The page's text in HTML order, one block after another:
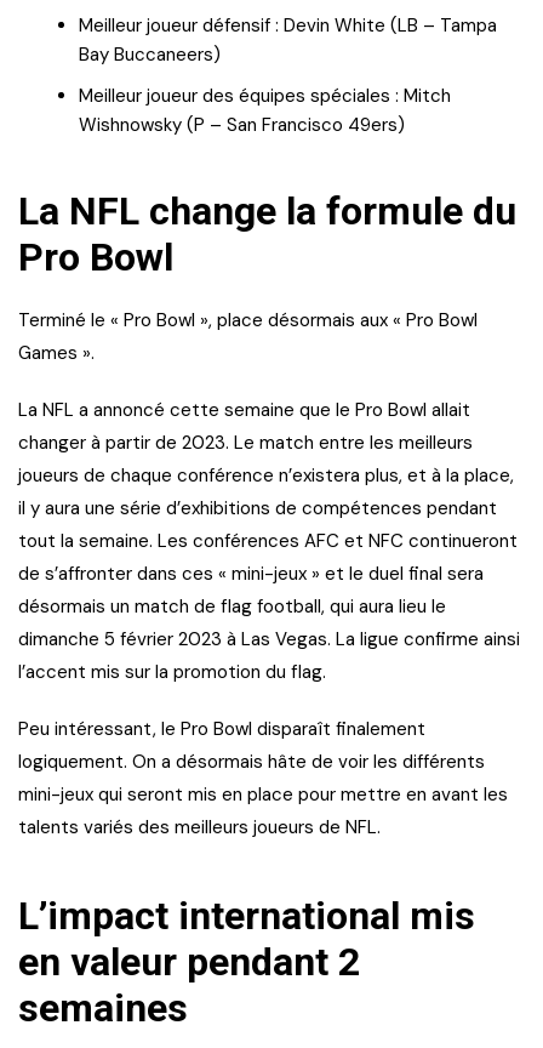
Meilleur joueur défensif : Devin White (LB – Tampa
Bay Buccaneers)
Meilleur joueur des équipes spéciales : Mitch
Wishnowsky (P – San Francisco 49ers)
La NFL change la formule du
Pro Bowl
Terminé le « Pro Bowl », place désormais aux « Pro Bowl
Games ».
La NFL a annoncé cette semaine que le Pro Bowl allait
changer à partir de 2023. Le match entre les meilleurs
joueurs de chaque conférence n’existera plus, et à la place,
il y aura une série d’exhibitions de compétences pendant
tout la semaine. Les conférences AFC et NFC continueront
de s’affronter dans ces « mini-jeux » et le duel final sera
désormais un match de flag football, qui aura lieu le
dimanche 5 février 2023 à Las Vegas. La ligue confirme ainsi
l’accent mis sur la promotion du flag.
Peu intéressant, le Pro Bowl disparaît finalement
logiquement. On a désormais hâte de voir les différents
mini-jeux qui seront mis en place pour mettre en avant les
talents variés des meilleurs joueurs de NFL.
L’impact international mis
en valeur pendant 2
semaines